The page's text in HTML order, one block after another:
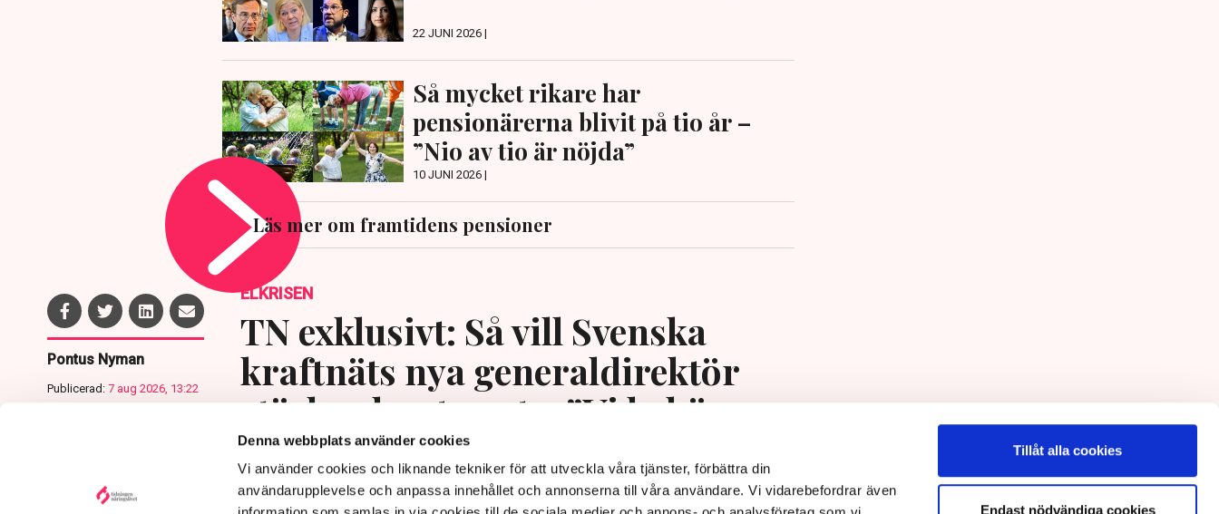
Denna webbplats använder cookies
Vi använder cookies och liknande tekniker för att utveckla våra tjänster, förbättra din
användarupplevelse och anpassa innehållet och annonserna till våra användare. Vi vidarebefordrar även
Tillåt alla cookies
Endast nödvändiga cookies
22 JUNI 2026 |
Så mycket rikare har
pensionärerna blivit på tio år –
”Nio av tio är nöjda”
10 JUNI 2026 |
Läs mer om framtidens pensioner
Pontus Nyman
Publicerad: 7 aug 2026, 13:22
ELKRISEN
TN exklusivt: Så vill Svenska
kraftnäts nya generaldirektör
stärka elsystemet – ”Vi behöver
göra ett stort arbete”